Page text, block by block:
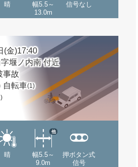
晴
幅5.5～
13.0m
信号なし
(金)17:40
堰ノ内南 付近
事故
自転車(1)
晴
幅5.5～
9.0m
他
押ボタン式
信号